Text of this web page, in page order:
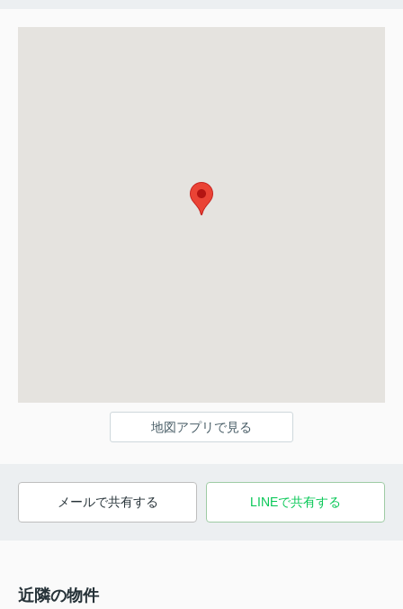
地図アプリで見る
メールで共有する LINEで共有する
近隣の物件